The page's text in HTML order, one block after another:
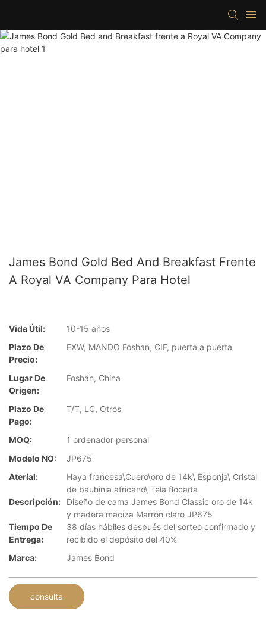
James Bond Gold Bed And Breakfast Frente
A Royal VA Company Para Hotel
Vida Útil:
10-15 años
Plazo De
Precio:
EXW, MANDO Foshan, CIF, puerta a puerta
Lugar De
Origen:
Foshán, China
Plazo De
Pago:
T/T, LC, Otros
MOQ:
1 ordenador personal
Modelo NO:
JP675
Aterial:
Haya francesa\Cuero\oro de 14k\ Esponja\ Cristal
de bauhinia africano\ Tela flocada
Descripción:
Diseño de cama James Bond Classic oro de 14k
y madera maciza Marrón claro JP675
Tiempo De
Entrega:
38 días hábiles después del sorteo confirmado y
recibido el depósito del 40%
Marca:
James Bond
consulta